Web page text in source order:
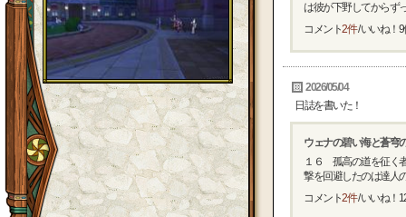
は彼が下野してからず
コメント2件/ いいね！ 9
2026/05/04
日誌を書いた！
ウェナの碧い海と蒼穹
１６ 孤高の道を征く
撃を回避したのは達人
コメント2件/ いいね！